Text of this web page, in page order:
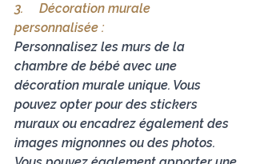
3. Décoration murale
personnalisée :
Personnalisez les murs de la
chambre de bébé avec une
décoration murale unique. Vous
pouvez opter pour des stickers
muraux ou encadrez également des
images mignonnes ou des photos.